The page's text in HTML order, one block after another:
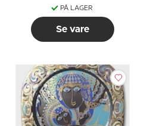
PÅ LAGER
Se vare